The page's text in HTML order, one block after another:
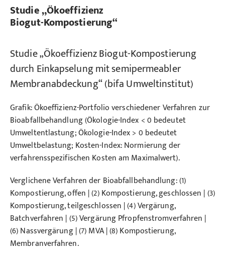
Studie „Ökoeffizienz
Biogut-Kompostierung“
Studie „Ökoeffizienz Biogut-Kompostierung
durch Einkapselung mit semipermeabler
Membranabdeckung“ (bifa Umweltinstitut)
Grafik: Ökoeffizienz-Portfolio verschiedener Verfahren zur
Bioabfallbehandlung (Ökologie-Index < 0 bedeutet
Umweltentlastung; Ökologie-Index > 0 bedeutet
Umweltbelastung; Kosten-Index: Normierung der
verfahrensspezifischen Kosten am Maximalwert).
Verglichene Verfahren der Bioabfallbehandlung: (1)
Kompostierung, offen | (2) Kompostierung, geschlossen | (3)
Kompostierung, teilgeschlossen | (4) Vergärung,
Batchverfahren | (5) Vergärung Pfropfenstromverfahren |
(6) Nassvergärung | (7) MVA | (8) Kompostierung,
Membranverfahren.